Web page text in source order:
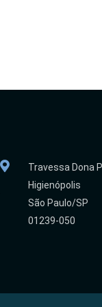
Travessa Dona
Higienópolis
São Paulo/SP
01239-050